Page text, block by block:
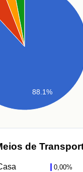
88.1%
de
0,00%